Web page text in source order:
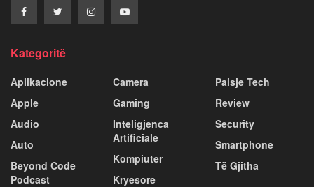
Kategoritë
Aplikacione
Apple
Audio
Auto
Beyond Code
Podcast
Camera
Gaming
Inteligjenca
Artificiale
Kompiuter
Kryesore
Paisje Tech
Review
Security
Smartphone
Të Gjitha